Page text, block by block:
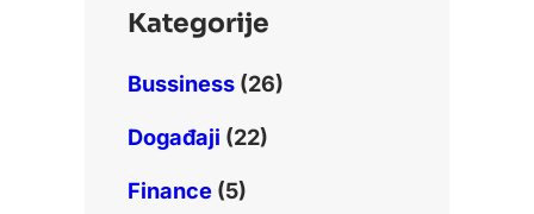
Kategorije
Bussiness(26)
Događaji (22)
Finance(5)